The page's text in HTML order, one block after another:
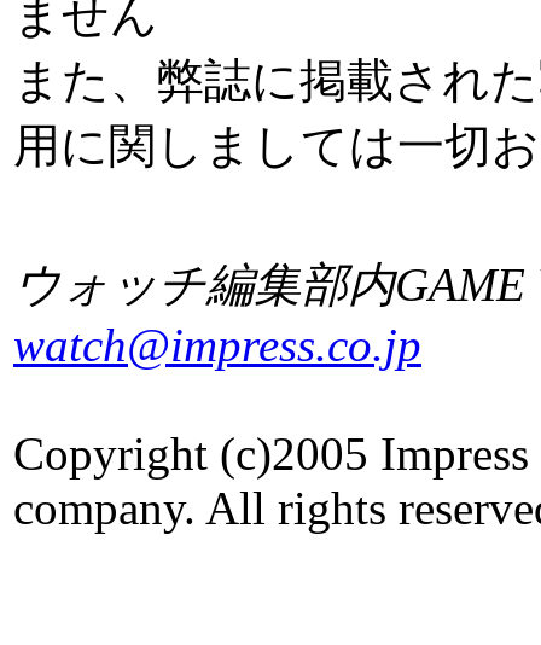
ません
また、弊誌に掲載され
用に関しましては一切
ウォッチ編集部内GAME
watch@impress.co.jp
Copyright (c)2005
company. All rights